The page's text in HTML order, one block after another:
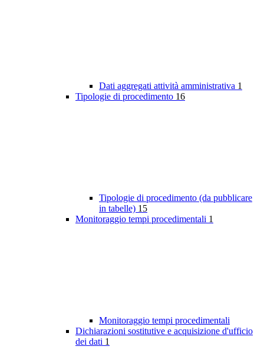
Dati aggregati attività amministrativa 1
Tipologie di procedimento 16
Tipologie di procedimento (da pubblicare
in tabelle) 15
Monitoraggio tempi procedimentali 1
Monitoraggio tempi procedimentali
Dichiarazioni sostitutive e acquisizione d'ufficio
dei dati 1